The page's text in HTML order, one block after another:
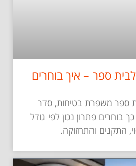
ספר – איך בוחרים
ספר משפרת בטיחות, סדר
בוחרים פתרון נכון לפי גודל
התקנים והתחזוקה.